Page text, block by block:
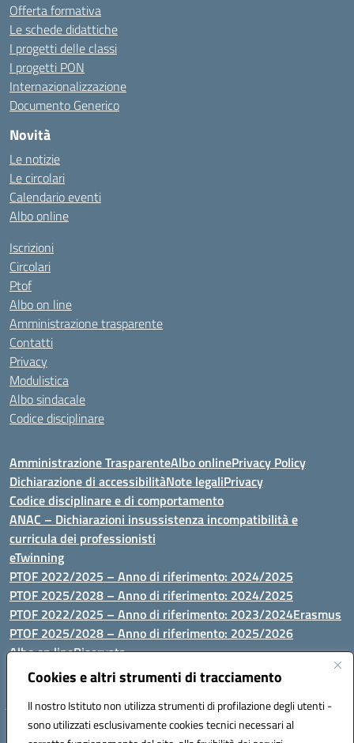
Cookies e altri strumenti di tracciamento
Il nostro Istituto non utilizza strumenti di profilazione degli utenti -
sono utilizzati esclusivamente cookies tecnici necessari al
Offerta formativa
Le schede didattiche
I progetti delle classi
I progetti PON
Internazionalizzazione
Documento Generico
Novità
Le notizie
Le circolari
Calendario eventi
Albo online
Iscrizioni
Circolari
Ptof
Albo on line
Amministrazione trasparente
Contatti
Privacy
Modulistica
Albo sindacale
Codice disciplinare
Amministrazione TrasparenteAlbo onlinePrivacy Policy
Dichiarazione di accessibilitàNote legaliPrivacy
Codice disciplinare e di comportamento
ANAC – Dichiarazioni insussistenza incompatibilità e
curricula dei professionisti
eTwinning
PTOF 2022/2025 – Anno di riferimento: 2024/2025
PTOF 2025/2028 – Anno di riferimento: 2024/2025
PTOF 2022/2025 – Anno di riferimento: 2023/2024Erasmus
PTOF 2025/2028 – Anno di riferimento: 2025/2026
Albo on lineRiservata
P.N. Dotazione di attrezzature per le palestre
Via Luna e Sole, 44 07100, Sassari - Tel 079293287 - Fax 0793764116